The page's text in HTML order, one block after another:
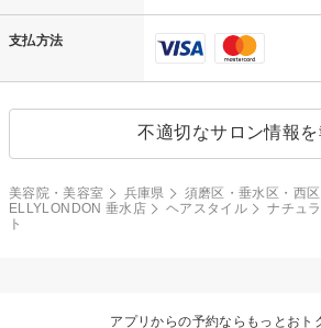
支払方法
不適切なサロン情報
美容院・美容室 兵庫県 須磨区・垂水区・西区
ELLYLONDON 垂水店
ヘアスタイル
ナチュ
ト
アプリからの予約ならもっとおト